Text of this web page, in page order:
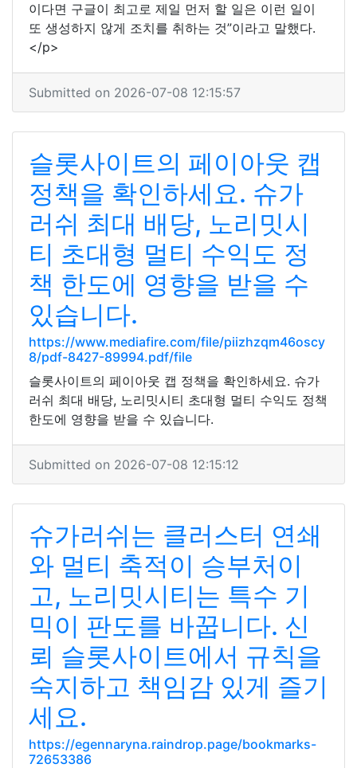
이다면 구글이 최고로 제일 먼저 할 일은 이런 일이
또 생성하지 않게 조치를 취하는 것”이라고 말했다.
</p>
Submitted on 2026-07-08 12:15:57
슬롯사이트의 페이아웃 캡
정책을 확인하세요. 슈가
러쉬 최대 배당, 노리밋시
티 초대형 멀티 수익도 정
책 한도에 영향을 받을 수
있습니다.
https://www.mediafire.com/file/piizhzqm46oscy
8/pdf-8427-89994.pdf/file
슬롯사이트의 페이아웃 캡 정책을 확인하세요. 슈가
러쉬 최대 배당, 노리밋시티 초대형 멀티 수익도 정책
한도에 영향을 받을 수 있습니다.
Submitted on 2026-07-08 12:15:12
슈가러쉬는 클러스터 연쇄
와 멀티 축적이 승부처이
고, 노리밋시티는 특수 기
믹이 판도를 바꿉니다. 신
뢰 슬롯사이트에서 규칙을
숙지하고 책임감 있게 즐기
세요.
https://egennaryna.raindrop.page/bookmarks-
72653386